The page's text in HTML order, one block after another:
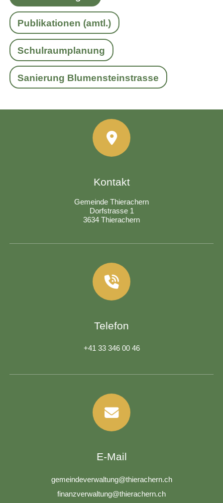
Publikationen (amtl.)
Schulraumplanung
Sanierung Blumensteinstrasse
Kontakt
Gemeinde Thierachern
Dorfstrasse 1
3634 Thierachern
Telefon
+41 33 346 00 46
E-Mail
g m nd v rw lt ng th r ch rn ch
f n nzv rw lt ng th r ch rn ch